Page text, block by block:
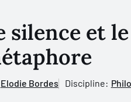
silence et
Elodie Bordes Discipline: